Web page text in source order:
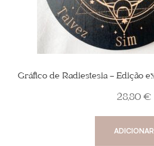
Gráfico de Radiestesia – Edição
28,80 €
ADICIONAR